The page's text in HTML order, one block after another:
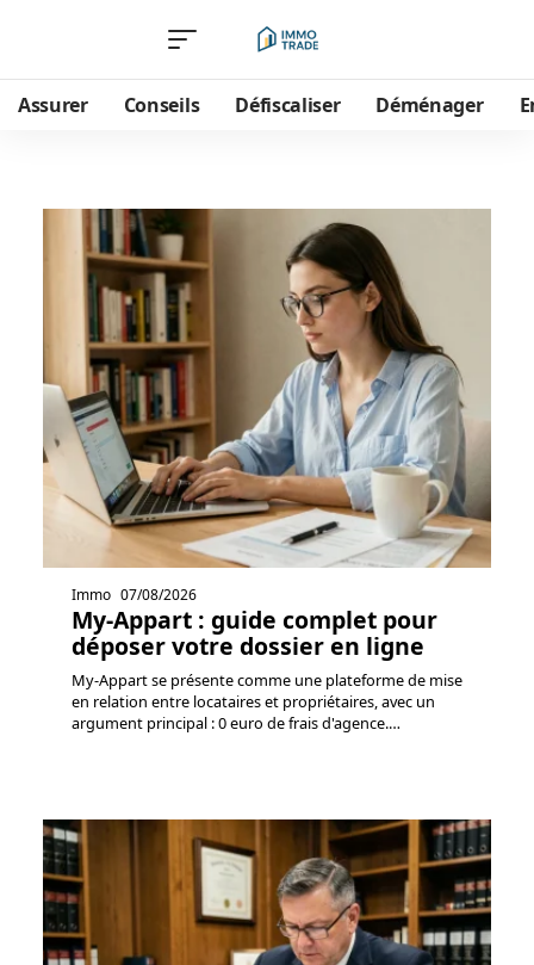
Assurer Conseils Défiscaliser Déménager
Immo 07/08/2026
My-Appart : guide complet pour
déposer votre dossier en ligne
My-Appart se présente comme une plateforme de mise
en relation entre locataires et propriétaires, avec un
argument principal : 0 euro de frais d'agence.…